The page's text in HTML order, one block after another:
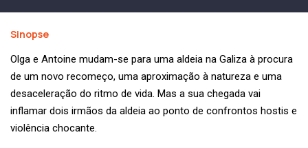
Sinopse
Olga e Antoine mudam-se para uma aldeia na Galiza à procura
de um novo recomeço, uma aproximação à natureza e uma
desaceleração do ritmo de vida. Mas a sua chegada vai
inflamar dois irmãos da aldeia ao ponto de confrontos hostis e
violência chocante.